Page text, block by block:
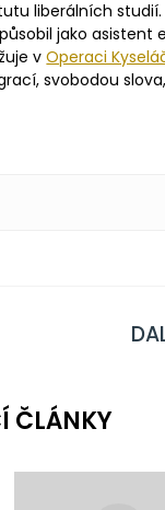
liberálních
jako
vOperaci
svobodou
ČLÁNKY